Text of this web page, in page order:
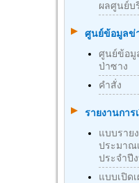
ผลศูนย์บ
ศูนย์ข้อมูลข่
ศูนย์ข้อมู
ป่าซาง
คำสั่ง
รายงานการ
แบบราย
ประมาณ
ประจำปี
แบบเปิด